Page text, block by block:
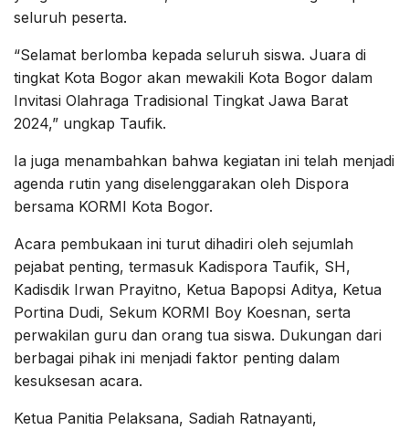
seluruh peserta.
“Selamat berlomba kepada seluruh siswa. Juara di
tingkat Kota Bogor akan mewakili Kota Bogor dalam
Invitasi Olahraga Tradisional Tingkat Jawa Barat
2024,” ungkap Taufik.
Ia juga menambahkan bahwa kegiatan ini telah menjadi
agenda rutin yang diselenggarakan oleh Dispora
bersama KORMI Kota Bogor.
Acara pembukaan ini turut dihadiri oleh sejumlah
pejabat penting, termasuk Kadispora Taufik, SH,
Kadisdik Irwan Prayitno, Ketua Bapopsi Aditya, Ketua
Portina Dudi, Sekum KORMI Boy Koesnan, serta
perwakilan guru dan orang tua siswa. Dukungan dari
berbagai pihak ini menjadi faktor penting dalam
kesuksesan acara.
Ketua Panitia Pelaksana, Sadiah Ratnayanti,